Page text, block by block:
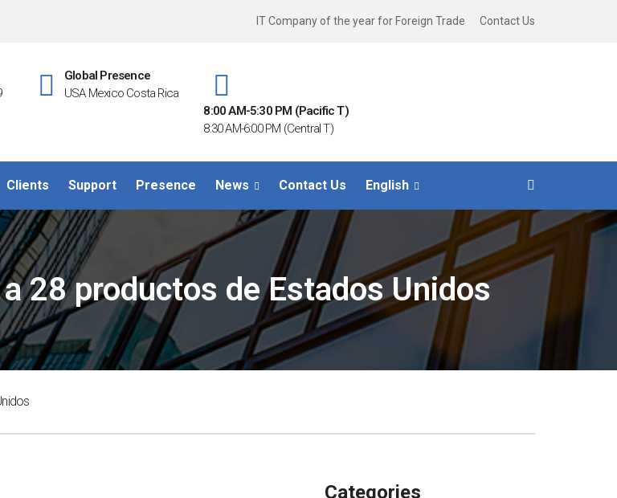
IT Company of the year for Foreign Trade Contact Us
Global Presence
USA Mexico Costa Rica
8:00 AM-5:30 PM (Pacific T)
8:30 AM-6:00 PM (Central T)
Clients Support Presence News Contact Us English
28 productos de Estados Unidos
Categories